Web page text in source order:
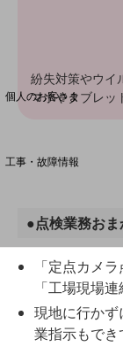
料金分析(ご利用料金
Web明細(My
個人のお客さま
工事・故障情報
紛失対策やウイ
マホやタブレッ
●点検業務お
「定点カメ
「工場現場
現地に行か
業指示もでき